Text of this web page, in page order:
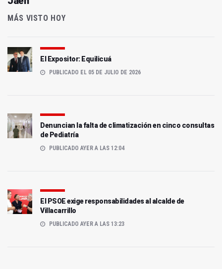
MÁS VISTO HOY
El Expositor: Equilicuá
PUBLICADO EL 05 DE JULIO DE 2026
Denuncian la falta de climatización en cinco consultas
de Pediatría
PUBLICADO AYER A LAS 12:04
El PSOE exige responsabilidades al alcalde de
Villacarrillo
PUBLICADO AYER A LAS 13:23